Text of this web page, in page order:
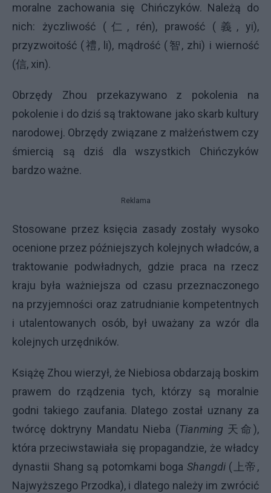
moralne zachowania się Chińczyków. Należą do
nich: życzliwość (仁, rén), prawość (義, yi),
przyzwoitość (禮, li), mądrość (智, zhi) i wierność
(信, xin).
Obrzędy Zhou przekazywano z pokolenia na
pokolenie i do dziś są traktowane jako skarb kultury
narodowej. Obrzędy związane z małżeństwem czy
śmiercią są dziś dla wszystkich Chińczyków
bardzo ważne.
Reklama
Stosowane przez księcia zasady zostały wysoko
ocenione przez późniejszych kolejnych władców, a
traktowanie podwładnych, gdzie praca na rzecz
kraju była ważniejsza od czasu przeznaczonego
na przyjemności oraz zatrudnianie kompetentnych
i utalentowanych osób, był uważany za wzór dla
kolejnych urzędników.
Książę Zhou wierzył, że Niebiosa obdarzają boskim
prawem do rządzenia tych, którzy są moralnie
godni takiego zaufania. Dlatego został uznany za
twórcę doktryny Mandatu Nieba (Tianming 天命),
która przeciwstawiała się propagandzie, że władcy
dynastii Shang są potomkami boga Shangdi(上帝,
Najwyższego Przodka), i dlatego należy im zwrócić